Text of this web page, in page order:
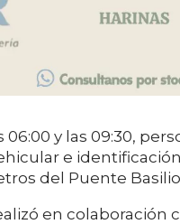
y las 09:30,
e
del Puente
en